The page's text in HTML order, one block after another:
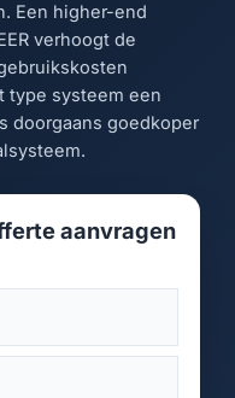
Een higher-end
verhoogt de
type systeem een
doorgaans goedkoper
aanvragen